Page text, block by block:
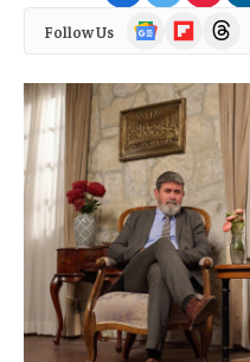
Follow Us
Google
News
FlipboardThreads